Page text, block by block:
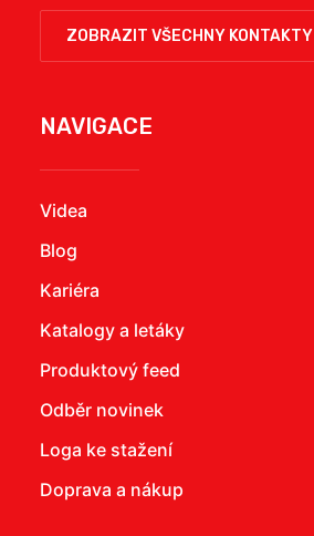
ZOBRAZIT VŠECHNY KONTAKTY
NAVIGACE
Videa
Blog
Kariéra
Katalogy a letáky
Produktový feed
Odběr novinek
Loga ke stažení
Doprava a nákup